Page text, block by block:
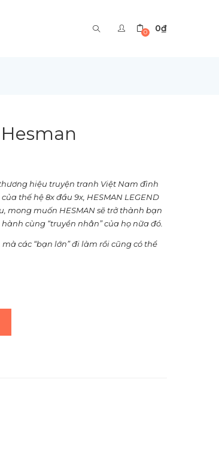
0 0₫
hiệu truyện tranh Việt Nam đình
thế hệ 8x đầu 9x, HESMAN LEGEND
mong muốn HESMAN sẽ trở thành bạn
cùng “truyền nhân” của họ nữa đó.
các “bạn lớn” đi làm rồi cũng có thể